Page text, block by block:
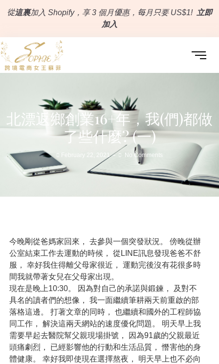
從這裏加入 Shopify，享 3 個月優惠，每月只要 US$1! 立即
加入
北漂返鄉創業16+年，我(們)都做
了些什麼? (一)
February 22, 2021 No Comments
今晚剛從爸媽家回來， 去參與一個突發狀況。 傍晚從辦
公室結束工作去運動的時候， 從LINE訊息發現爸爸不舒
服， 幸好我住得離父母家很近， 運動完後沒有花很多時
間我就帶著女兒在父母家出現。
現在是晚上10:30。 因為對自己的承諾與鍛鍊， 及對不
具名的讀者們的想像， 我一面繼續筆耕兩天前重啟的部
落格這邊。 打著文章的同時， 也繼續和國外的工程師協
同工作， 解決這兩天網站的速度優化問題。 明天早上我
需要早起去醫院幫父親現場掛號， 因為91歲的父親最近
頭痛劇烈， 已經影響他的行動和生活品質， 憯害他的身
體健康。 幸好我即使現在選擇熬夜， 明天早上也不必向